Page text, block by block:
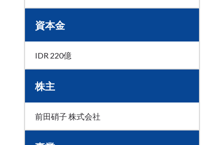
資本金
IDR 220億
株主
前田硝子 株式会社